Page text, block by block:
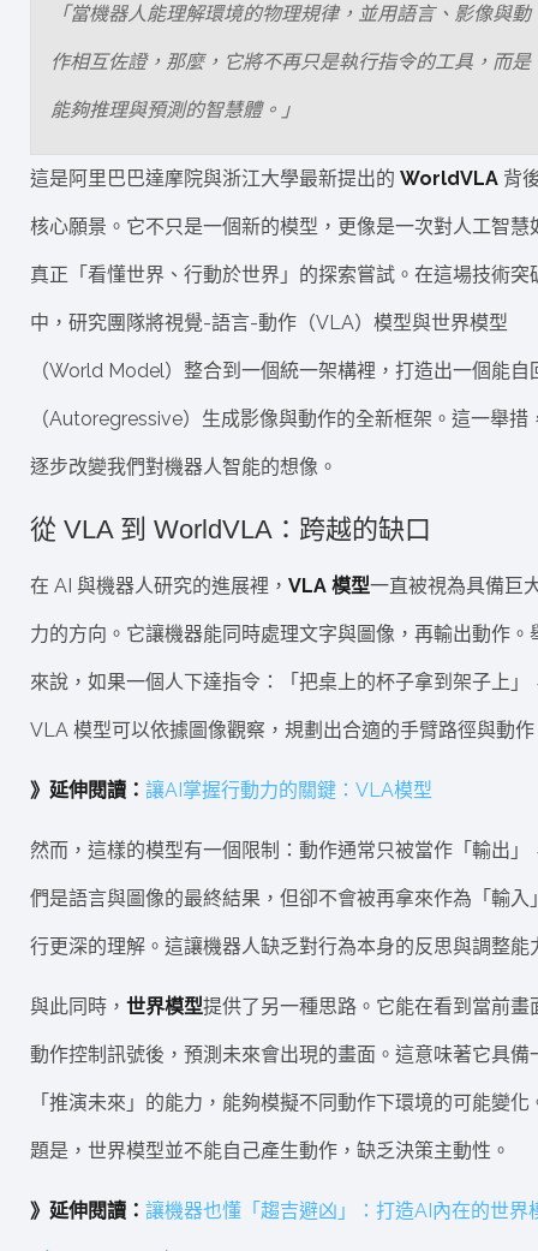
「當機器人能理解環境的物理規律，並用語言、影像與動
作相互佐證，那麼，它將不再只是執行指令的工具，而是
能夠推理與預測的智慧體。」
這是阿里巴巴達摩院與浙江大學最新提出的 WorldVLA 背
核心願景。它不只是一個新的模型，更像是一次對人工智慧
真正「看懂世界、行動於世界」的探索嘗試。在這場技術突
中，研究團隊將視覺-語言-動作（VLA）模型與世界模型
（World Model）整合到一個統一架構裡，打造出一個能自
（Autoregressive）生成影像與動作的全新框架。這一舉措
逐步改變我們對機器人智能的想像。
從 VLA 到 WorldVLA：跨越的缺口
在 AI 與機器人研究的進展裡， VLA 模型一直被視為具備巨
力的方向。它讓機器能同時處理文字與圖像，再輸出動作。
來說，如果一個人下達指令：「把桌上的杯子拿到架子上」
VLA 模型可以依據圖像觀察，規劃出合適的手臂路徑與動
》延伸閱讀： 讓AI掌握行動力的關鍵：VLA模型
然而，這樣的模型有一個限制：動作通常只被當作「輸出」
們是語言與圖像的最終結果，但卻不會被再拿來作為「輸入
行更深的理解。這讓機器人缺乏對行為本身的反思與調整能
與此同時， 世界模型提供了另一種思路。它能在看到當前畫
動作控制訊號後，預測未來會出現的畫面。這意味著它具備
「推演未來」的能力，能夠模擬不同動作下環境的可能變化
題是，世界模型並不能自己產生動作，缺乏決策主動性。
》延伸閱讀： 讓機器也懂「趨吉避凶」：打造AI內在的世界